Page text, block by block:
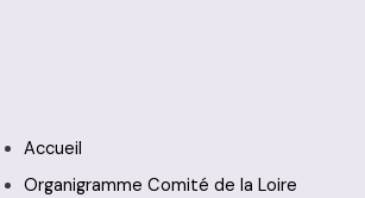
Accueil
Organigramme Comité de la Loire